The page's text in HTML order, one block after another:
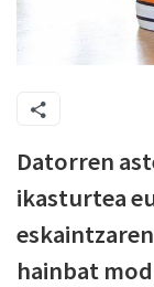
Datorren
ikasturtea
hainbat